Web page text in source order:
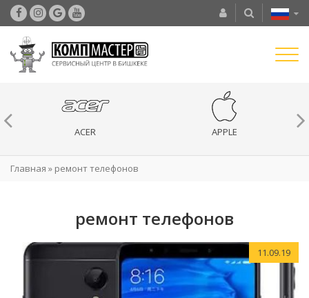
ACER APPLE
Главная » ремонт телефонов
ремонт телефонов
11.09.19